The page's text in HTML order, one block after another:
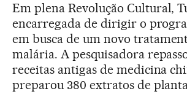
Em plena Revolução Cultural,
encarregada de dirigir o
em busca de um novo
malária. A pesquisadora
receitas antigas de medicina
preparou 380 extratos de